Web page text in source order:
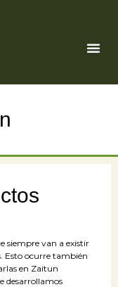
siempre van a existir
Esto ocurre también
en Zaitun
desarrollamos